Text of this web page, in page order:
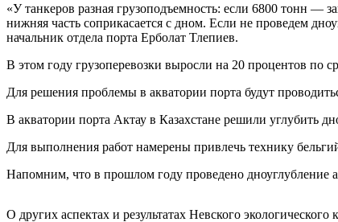
«У танкеров разная грузоподъемность: если 6800 тонн —
нижняя часть соприкасается с дном. Если не проведем
начальник отдела порта Ерболат Тлепиев.
В этом году грузоперевозки выросли на 20 процентов по
Для решения проблемы в акватории порта будут
В акватории порта Актау в Казахстане решили углубить
Для выполнения работ намерены привлечь технику
Напомним, что в прошлом году проведено дноуглубление
О других аспектах и результатах Невского